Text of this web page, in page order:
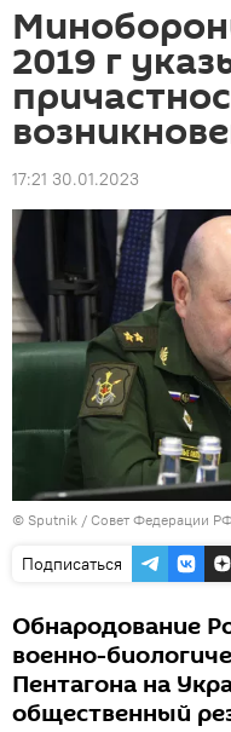
2019 г
17:21 30.01.2023
© Sputnik / Совет Федерации
Подписаться
Обнародование
военно-
Пентагона на
общественный